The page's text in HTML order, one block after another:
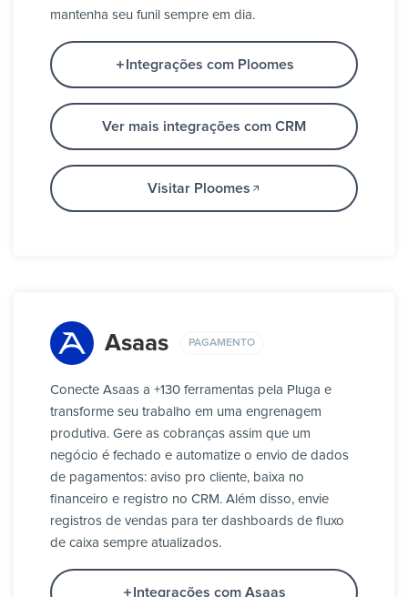
mantenha seu funil sempre em dia.
Integrações com Ploomes
Ver mais integrações com CRM
Visitar Ploomes
Asaas PAGAMENTO
Conecte Asaas a +130 ferramentas pela Pluga e
transforme seu trabalho em uma engrenagem
produtiva. Gere as cobranças assim que um
negócio é fechado e automatize o envio de dados
de pagamentos: aviso pro cliente, baixa no
financeiro e registro no CRM. Além disso, envie
registros de vendas para ter dashboards de fluxo
de caixa sempre atualizados.
Integrações com Asaas